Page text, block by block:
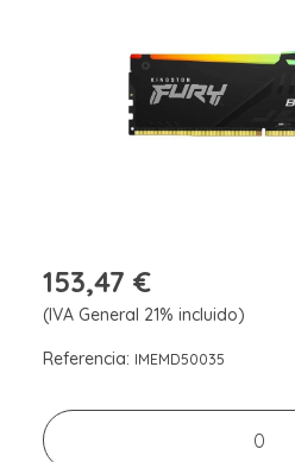
153,47 €
(IVA General 21% incluido)
Referencia: IMEMD50035